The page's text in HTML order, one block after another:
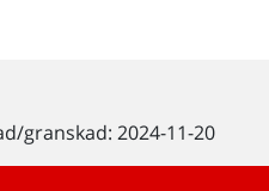
granskad: 2024-11-20